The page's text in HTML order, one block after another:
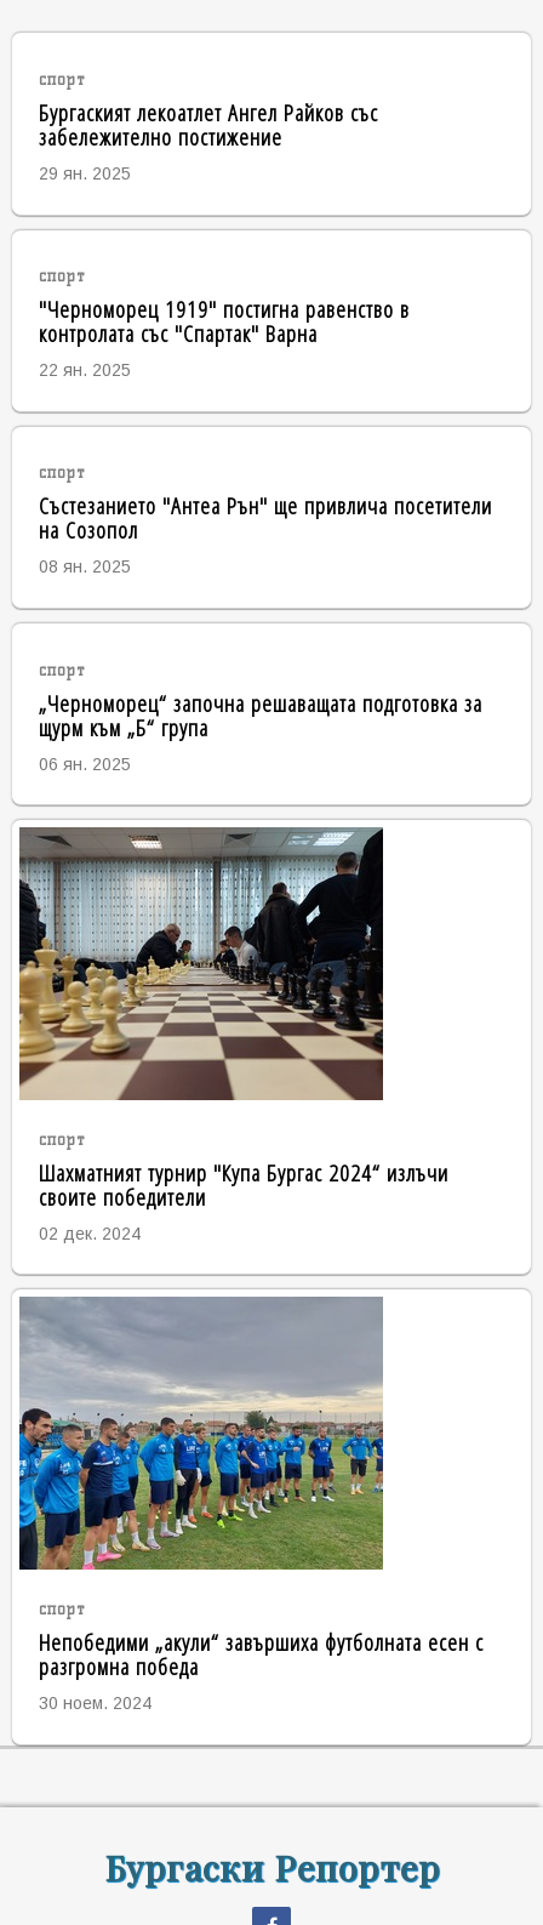
спорт
Бургаският лекоатлет Ангел Райков със
забележително постижение
29 ян. 2025
спорт
"Черноморец 1919" постигна равенство в
контролата със "Спартак" Варна
22 ян. 2025
спорт
Състезанието "Антеа Рън" ще привлича посетители
на Созопол
08 ян. 2025
спорт
„Черноморец“ започна решаващата подготовка за
щурм към „Б“ група
06 ян. 2025
спорт
Шахматният турнир "Купа Бургас 2024“ излъчи
своите победители
02 дек. 2024
спорт
Непобедими „акули“ завършиха футболната есен с
разгромна победа
30 ноем. 2024
Бургаски Репортер